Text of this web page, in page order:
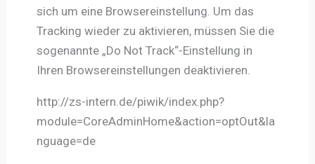
sich um eine Browsereinstellung. Um das
Tracking wieder zu aktivieren, müssen Sie die
sogenannte „Do Not Track“-Einstellung in
Ihren Browsereinstellungen deaktivieren.
http://zs-intern.de/piwik/index.php?
module=CoreAdminHome&action=optOut&la
nguage=de